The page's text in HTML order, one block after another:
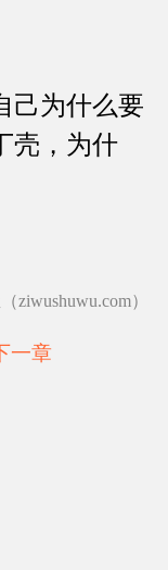
为什么要
壳，为什
ziwushuwu.com）
一章